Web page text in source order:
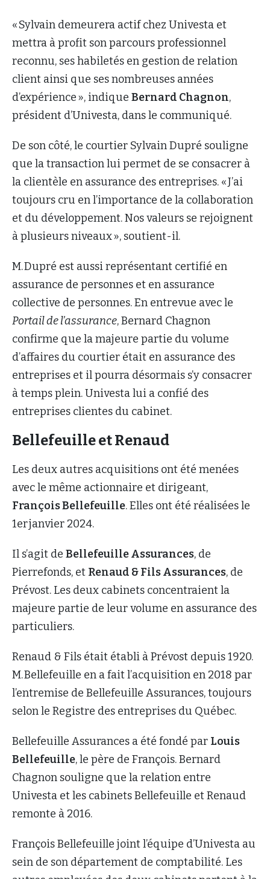
« Sylvain demeurera actif chez Univesta et
mettra à profit son parcours professionnel
reconnu, ses habiletés en gestion de relation
client ainsi que ses nombreuses années
d’expérience », indique Bernard Chagnon,
président d’Univesta, dans le communiqué.
De son côté, le courtier Sylvain Dupré souligne
que la transaction lui permet de se consacrer à
la clientèle en assurance des entreprises. « J’ai
toujours cru en l’importance de la collaboration
et du développement. Nos valeurs se rejoignent
à plusieurs niveaux », soutient-il.
M. Dupré est aussi représentant certifié en
assurance de personnes et en assurance
collective de personnes. En entrevue avec le
Portail de l’assurance, Bernard Chagnon
confirme que la majeure partie du volume
d’affaires du courtier était en assurance des
entreprises et il pourra désormais s’y consacrer
à temps plein. Univesta lui a confié des
entreprises clientes du cabinet.
Bellefeuille et Renaud
Les deux autres acquisitions ont été menées
avec le même actionnaire et dirigeant,
François Bellefeuille. Elles ont été réalisées le
1er janvier 2024.
Il s’agit de Bellefeuille Assurances, de
Pierrefonds, et Renaud & Fils Assurances, de
Prévost. Les deux cabinets concentraient la
majeure partie de leur volume en assurance des
particuliers.
Renaud & Fils était établi à Prévost depuis 1920.
M. Bellefeuille en a fait l’acquisition en 2018 par
l’entremise de Bellefeuille Assurances, toujours
selon le Registre des entreprises du Québec.
Bellefeuille Assurances a été fondé par Louis
Bellefeuille, le père de François. Bernard
Chagnon souligne que la relation entre
Univesta et les cabinets Bellefeuille et Renaud
remonte à 2016.
François Bellefeuille joint l’équipe d’Univesta au
sein de son département de comptabilité. Les